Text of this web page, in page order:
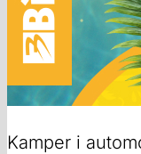
Kamper i